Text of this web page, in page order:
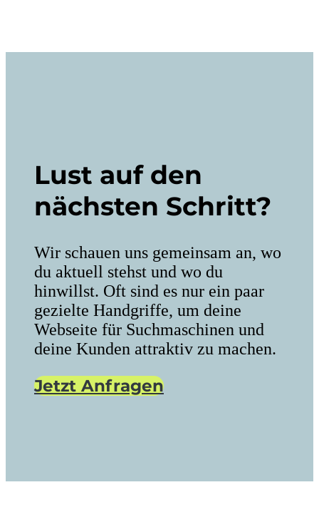
Lust auf den
nächsten Schritt?
Wir schauen uns gemeinsam an, wo
du aktuell stehst und wo du
hinwillst. Oft sind es nur ein paar
gezielte Handgriffe, um deine
Webseite für Suchmaschinen und
deine Kunden attraktiv zu machen.
Jetzt Anfragen